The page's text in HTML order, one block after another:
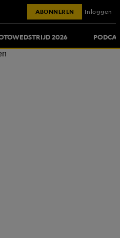
2026
ABONNEREN Inloggen